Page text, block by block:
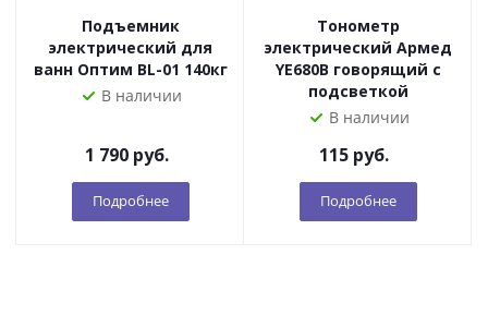
Подъемник
электрический для
ванн Оптим BL-01 140кг
В наличии
1 790руб.
Подробнее
Тонометр
электрический Армед
YE680B говорящий с
подсветкой
В наличии
115 руб.
Подробнее